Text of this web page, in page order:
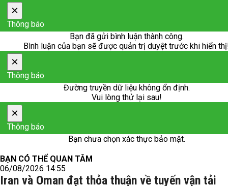
×
Thông báo
Bạn đã gửi bình luận thành công.
Bình luận của bạn sẽ được quản trị duyệt trước khi hiển
×
Thông báo
Đường truyền dữ liệu không ổn định.
Vui lòng thử lại sau!
×
Thông báo
Bạn chưa chọn xác thực bảo mật.
BẠN CÓ THỂ QUAN TÂM
06/08/2026 14:55
Iran và Oman đạt thỏa thuận về tuyến vận tải